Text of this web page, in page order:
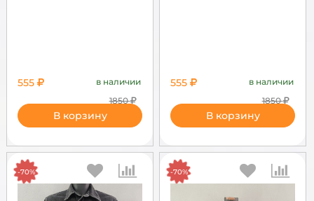
555
в наличии
1850
В корзину
555
в наличии
1850
В корзину
-70% -70%